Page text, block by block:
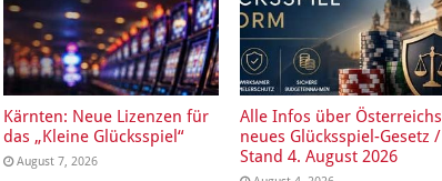
Kärnten: Neue Lizenzen für
das „Kleine Glücksspiel“
August 7, 2026
Alle Infos über Österreichs
neues Glücksspiel-Gesetz /
Stand 4. August 2026